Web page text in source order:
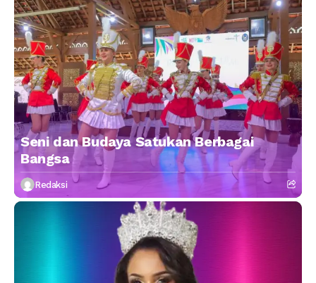
Seni dan Budaya Satukan Berbagai
Bangsa
Redaksi